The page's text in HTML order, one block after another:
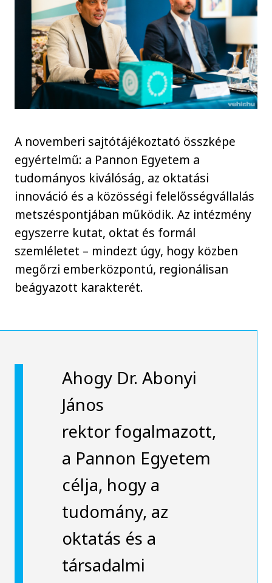
A novemberi sajtótájékoztató összképe
egyértelmű: a Pannon Egyetem a
tudományos kiválóság, az oktatási
innováció és a közösségi felelősségvállalás
metszéspontjában működik. Az intézmény
egyszerre kutat, oktat és formál
szemléletet – mindezt úgy, hogy közben
megőrzi emberközpontú, regionálisan
beágyazott karakterét.
Ahogy Dr. Abonyi
János
rektor fogalmazott,
a Pannon Egyetem
célja, hogy a
tudomány, az
oktatás és a
társadalmi